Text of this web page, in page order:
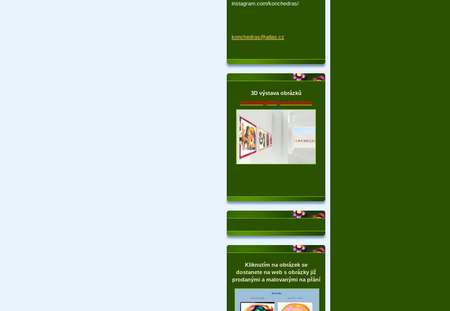
instagram.com/konchedras/
konchedras@atlas .cz
3D výstava obrázků
virtualartgallery.konchedras
Kliknutím na obrázek se
dostanete na web s obrázky již
prodanými a malovanými na přání